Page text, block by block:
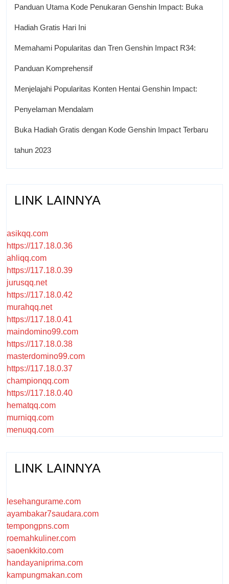
Panduan Utama Kode Penukaran Genshin Impact: Buka
Hadiah Gratis Hari Ini
Memahami Popularitas dan Tren Genshin Impact R34:
Panduan Komprehensif
Menjelajahi Popularitas Konten Hentai Genshin Impact:
Penyelaman Mendalam
Buka Hadiah Gratis dengan Kode Genshin Impact Terbaru
tahun 2023
LINK LAINNYA
asikqq.com
https://117.18.0.36
ahliqq.com
https://117.18.0.39
jurusqq.net
https://117.18.0.42
murahqq.net
https://117.18.0.41
maindomino99.com
https://117.18.0.38
masterdomino99.com
https://117.18.0.37
championqq.com
https://117.18.0.40
hematqq.com
murniqq.com
menuqq.com
LINK LAINNYA
lesehangurame.com
ayambakar7saudara.com
tempongpns.com
roemahkuliner.com
saoenkkito.com
handayaniprima.com
kampungmakan.com